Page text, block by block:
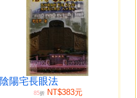
陰陽宅長眼法
85折NT$383元